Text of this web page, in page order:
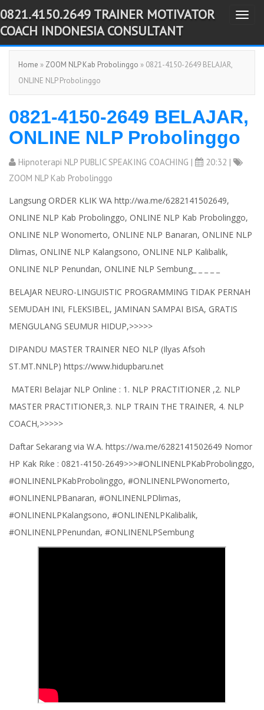
-->
T
g
e
n
a
i
o
0821.4150.2649 TRAINER MOTIVATOR
COACH INDONESIA CONSULTANT
Home » ZOOM NLP Kab Probolinggo » 0821-4150-2649 BELAJAR,
ONLINE NLP Probolinggo
0821-4150-2649 BELAJAR,
ONLINE NLP Probolinggo
Hipnoterapi NLP PUBLIC SPEAKING COACHING |
20:32 |
ZOOM NLP Kab Probolinggo
Langsung ORDER KLIK WA http://wa.me/6282141502649,
ONLINE NLP Kab Probolinggo, ONLINE NLP Kab Probolinggo,
ONLINE NLP Wonomerto, ONLINE NLP Banaran, ONLINE NLP
Dlimas, ONLINE NLP Kalangsono, ONLINE NLP Kalibalik,
ONLINE NLP Penundan, ONLINE NLP Sembung_ _ _ _ _
BELAJAR NEURO-LINGUISTIC PROGRAMMING TIDAK PERNAH
SEMUDAH INI, FLEKSIBEL, JAMINAN SAMPAI BISA, GRATIS
MENGULANG SEUMUR HIDUP,>>>>>
DIPANDU MASTER TRAINER NEO NLP (Ilyas Afsoh
ST.MT.NNLP) https://www.hidupbaru.net
MATERI Belajar NLP Online : 1. NLP PRACTITIONER ,2. NLP
MASTER PRACTITIONER,3. NLP TRAIN THE TRAINER, 4. NLP
COACH,>>>>>
Daftar Sekarang via W.A. https://wa.me/6282141502649 Nomor
HP Kak Rike : 0821-4150-2649>>>#ONLINENLPKabProbolinggo,
#ONLINENLPKabProbolinggo, #ONLINENLPWonomerto,
#ONLINENLPBanaran, #ONLINENLPDlimas,
#ONLINENLPKalangsono, #ONLINENLPKalibalik,
#ONLINENLPPenundan, #ONLINENLPSembung